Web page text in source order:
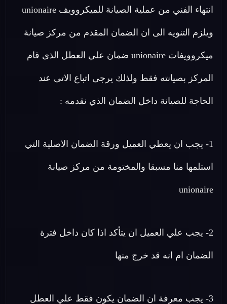
انتهاء الفني من عملية الصيانة للميكروويف unionaire
ويلزم التنويه الى ان الضمان المقدم من مركز صيانة
ميكروويفات unionaire ضمان علي العطل الذى قام
المركز بصيانته فقط ولذلك يرجى اتباع الاتى عند
الحاجة للصيانة داخل الضمان الذي نقدمه :
1- يجب ان يعطي العميل ورقة الضمان الاصلية التي
استلمها منا مسبقا والمختومة من مركز صيانة
unionaire
2- يجب علي العميل ان يتأكد اذا كان داخل فترة
الضمان ام انه قد خرج منها
3- يجب معرفة ان الضمان يكون فقط علي العطل